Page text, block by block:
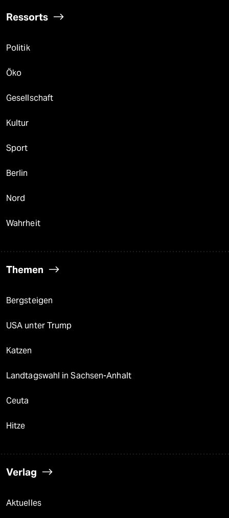
Ressorts
Politik
Öko
Gesellschaft
Kultur
Sport
Berlin
Nord
Wahrheit
Themen
Bergsteigen
USA unter Trump
Katzen
Landtagswahl in Sachsen-Anhalt
Ceuta
Hitze
Verlag
Aktuelles